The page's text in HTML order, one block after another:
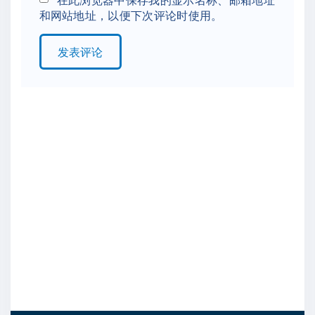
i
l
和网站地址，以便下次评论时使用。